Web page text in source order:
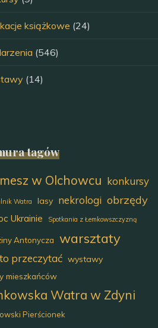
książkowe (24)
(546)
(14)
tagów
w Olchowcu konkursy
Watra lasy nekrologi obrzędy
Ukrainie Spotkania z Łemkowszczyzną
Antonycza warsztaty
przeczytać wystawy
mieszkańców
Watra w Zdyni
Pierścionek